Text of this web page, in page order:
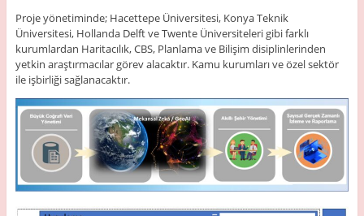
Proje yönetiminde; Hacettepe Üniversitesi, Konya Teknik
Üniversitesi, Hollanda Delft ve Twente Üniversiteleri gibi farklı
kurumlardan Haritacılık, CBS, Planlama ve Bilişim disiplinlerinden
yetkin araştırmacılar görev alacaktır. Kamu kurumları ve özel sektör
ile işbirliği sağlanacaktır.